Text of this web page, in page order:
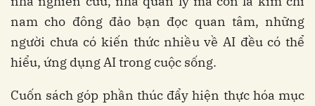
nam cho đông đảo bạn đọc quan tâm, những
người chưa có kiến thức nhiều về AI đều có thể
hiểu, ứng dụng AI trong cuộc sống.
Cuốn sách góp phần thúc đẩy hiện thực hóa mục